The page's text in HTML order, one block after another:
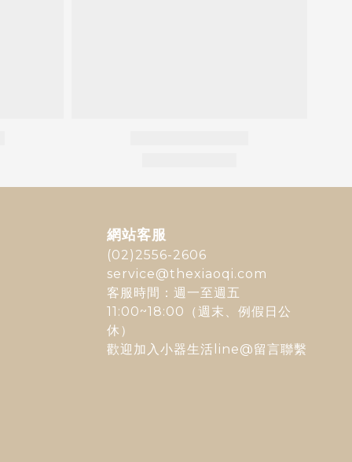
網站客服
(02)2556-2606
service@thexiaoqi.com
客服時間：週一至週五
11:00~18:00（週末、例假日公
休）
歡迎加入 小器生活line@留言聯繫